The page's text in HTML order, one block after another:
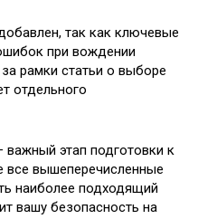
так как ключевые
при вождении
рамки статьи о выборе
отдельного
этап подготовки к
все вышеперечисленные
наиболее подходящий
вашу безопасность на